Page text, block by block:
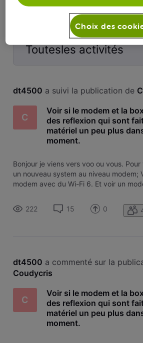
Activités de dt4500
Toutesles activités
activités
dt4500 a suivi la publication de
C
Voir si le modem et la
des reflexion qui sont
matériel un peu plus
moment.
Bonjour je viens vers voo ou vous.
un nouveau system au niveau modem;
modem avec du Wi-Fi 6. Et voir un
chance comme j'ai avec la fibre.
modem à 600 Mbps,
222 15 0
dt4500 a commenté sur la
Coudycris
C
Voir si le modem et la
des reflexion qui sont
matériel un peu plus
moment.
Choix des